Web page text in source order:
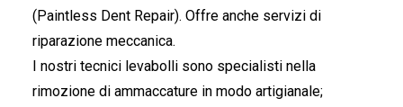
(Paintless Dent Repair). Offre anche servizi di
riparazione meccanica.
I nostri tecnici levabolli sono specialisti nella
rimozione di ammaccature in modo artigianale;